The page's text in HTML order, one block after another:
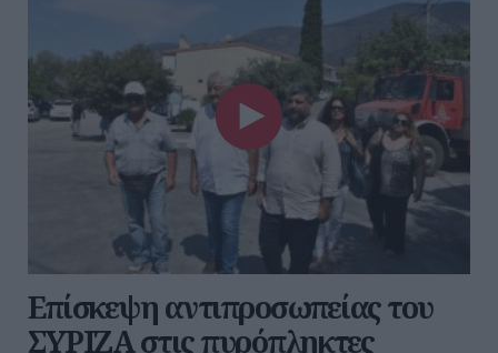
Επίσκεψη αντιπροσωπείας του
ΣΥΡΙΖΑ στις πυρόπληκτες